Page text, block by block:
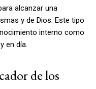
alcanzar una
y de Dios. Este tipo
interno como
en día.
de los